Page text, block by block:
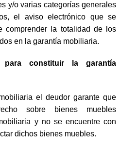
y/o varias categorías generales
el aviso electrónico que se
comprender la totalidad de los
en la garantía mobiliaria.
para constituir la garantía
el deudor garante que
sobre bienes muebles
y no se encuentre con
dichos bienes muebles.